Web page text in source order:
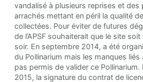
vandalisé à plusieurs reprises et des
arrachés mettant en péril la qualité
collectées. Pour éviter de futures
de l’APSF souhaiterait que le site
soir. En septembre 2014, a été
du Pollinarium mais les manques
pas permis de valider ce Pollinarium.
2015, la signature du contrat de